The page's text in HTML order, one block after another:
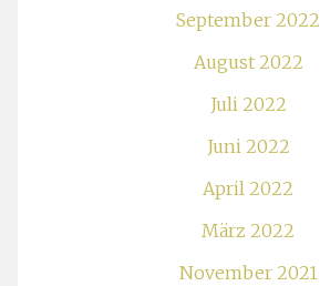
September 2022
August 2022
Juli 2022
Juni 2022
April 2022
März 2022
November 2021